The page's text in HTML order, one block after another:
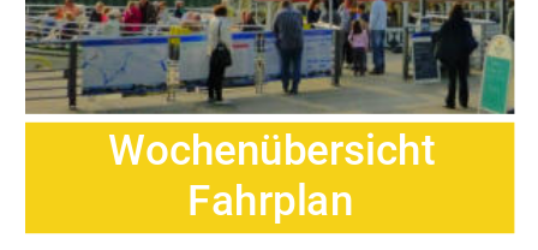
Wochenübersicht
Fahrplan